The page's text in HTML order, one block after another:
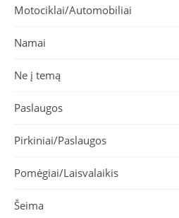
Motociklai/Automobiliai
Namai
Ne į temą
Paslaugos
Pirkiniai/Paslaugos
Pomėgiai/Laisvalaikis
Šeima